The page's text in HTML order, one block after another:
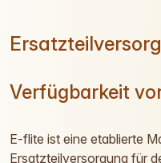
Verfügbarkeit
E-flite ist eine etablierte
Ersatzteilversorgung für